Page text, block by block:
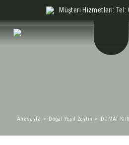
Müşteri Hizmetleri: Tel:
Anasayfa Doğal Yeşil Zeytin DOMAT